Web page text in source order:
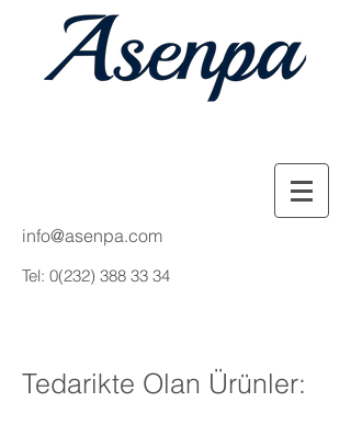
info@asenpa.com
Tel: 0(232) 388 33 34
Tedarikte Olan Ürünler: